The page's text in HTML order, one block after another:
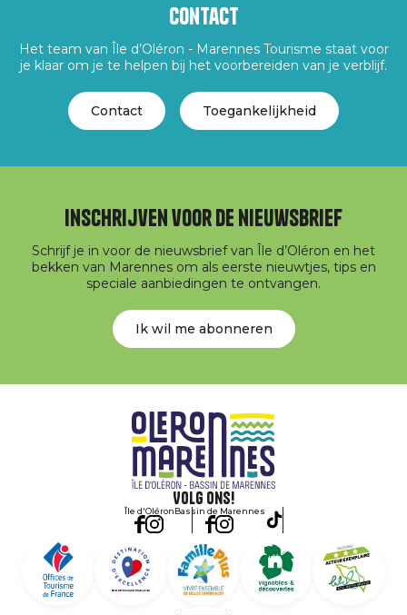
Contact
Het team van Île d’Oléron - Marennes Tourisme staat voor
je klaar om je te helpen bij het voorbereiden van je verblijf.
Contact Toegankelijkheid
Inschrijven voor de nieuwsbrief
Schrijf je in voor de nieuwsbrief van Île d’Oléron en het
bekken van Marennes om als eerste nieuwtjes, tips en
speciale aanbiedingen te ontvangen.
Ik wil me abonneren
Volg ons!
Île d'OléronBassin de Marennes